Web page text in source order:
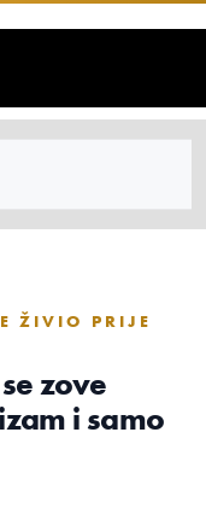
ŽIVIO PRIJE
zove
i samo